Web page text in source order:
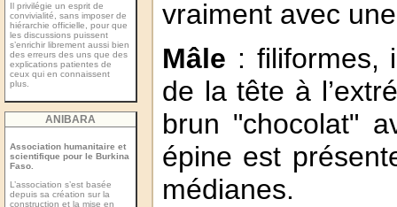
Il privilégie un esprit de
convivialité, sans imposer de
hiérarchie officielle, pour que
les discussions puissent
s’enrichir librement aussi bien
des erreurs des uns que des
explications patientes de
ceux qui en connaissent
plus.
ANIBARA
Association humanitaire et
scientifique pour le Burkina
Faso.
L’association s’est basée
depuis sa création sur la
construction et la mise en
vraiment avec
Mâle : filiformes,
de la tête à
brun "chocolat"
épine est
médianes.